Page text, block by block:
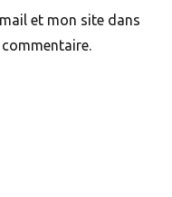
et mon site dans